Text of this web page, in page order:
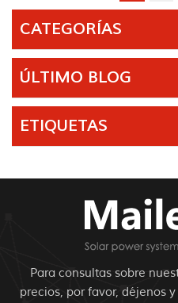
CATEGORÍAS
ÚLTIMO BLOG
ETIQUETAS
Para consultas sobre
precios, por favor, déjenos